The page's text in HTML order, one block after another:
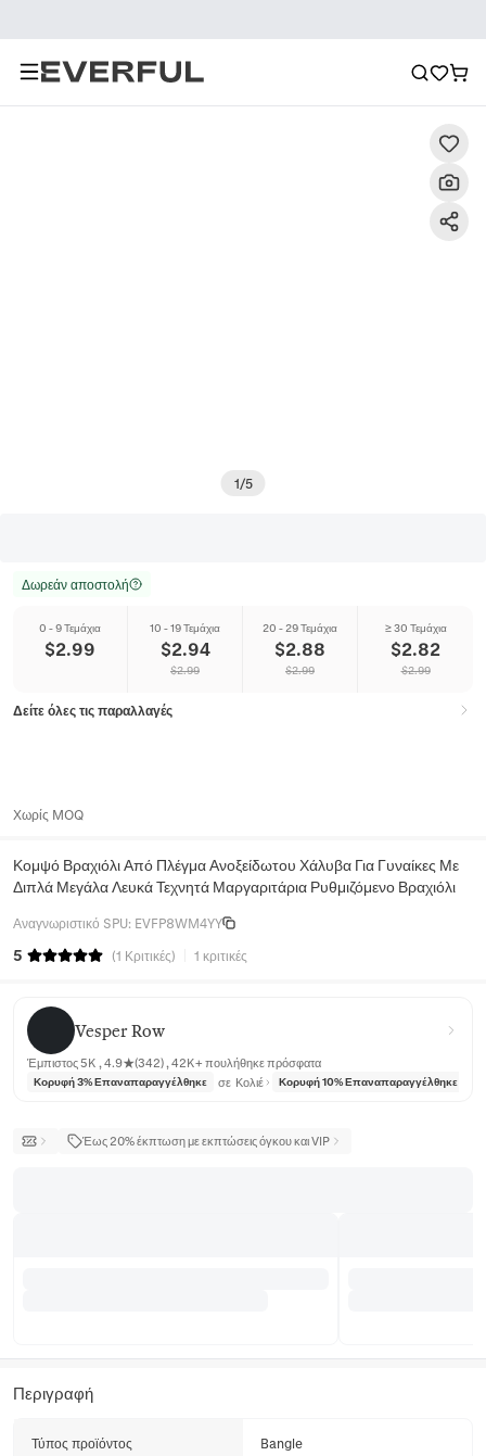
1/5
Δωρεάν αποστολή
0 - 9 Τεμάχια
$2.99
10 - 19 Τεμάχια
$2.94
$2.99
20 - 29 Τεμάχια
$2.88
$2.99
≥ 30 Τεμάχια
$2.82
$2.99
Δείτε όλες τις παραλλαγές
Χωρίς MOQ
Κομψό Βραχιόλι Από Πλέγμα Ανοξείδωτου Χάλυβα Για Γυναίκες Με
Διπλά Μεγάλα Λευκά Τεχνητά Μαργαριτάρια Ρυθμιζόμενο Βραχιόλι
Αναγνωριστικό SPU: EVFP8WM4YY
5 (1 Κριτικές) 1 κριτικές
Vesper Row
Vesper Row
Έμπιστος 5K , 4.9★(342) , 42K+ πουλήθηκε πρόσφατα
Κορυφή 3% Επαναπαραγγέλθηκε σε Κολιέ Κορυφή 10% Επαναπαραγγέλθηκε
Έως 20% έκπτωση με εκπτώσεις όγκου και VIP
Περιγραφή
Τύπος προϊόντος Bangle